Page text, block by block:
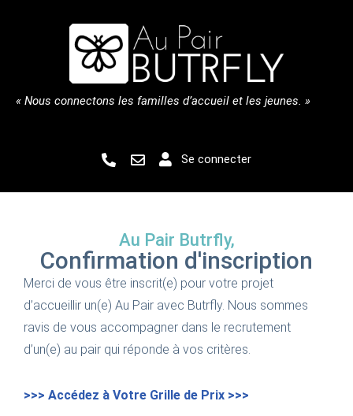
« Nous connectons les familles d’accueil et les jeunes. »
Se connecter
Au Pair Butrfly,
Confirmation d'inscription
Merci de vous être inscrit(e) pour votre projet
d’accueillir un(e) Au Pair avec Butrfly. Nous sommes
ravis de vous accompagner dans le recrutement
d’un(e) au pair qui réponde à vos critères.
>>> Accédez à Votre Grille de Prix >>>